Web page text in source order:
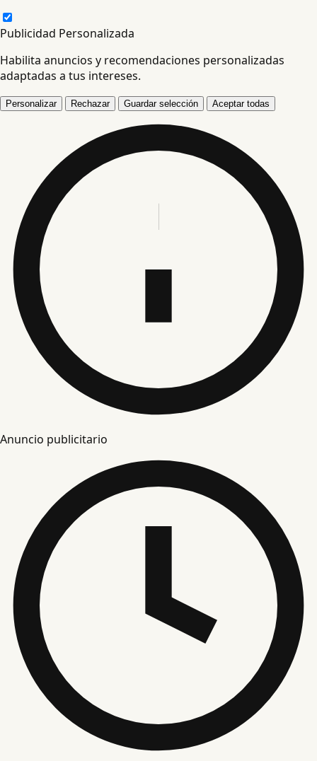
Publicidad Personalizada
Habilita anuncios y recomendaciones personalizadas
adaptadas a tus intereses.
Personalizar Rechazar Guardar selección Aceptar todas
Anuncio publicitario